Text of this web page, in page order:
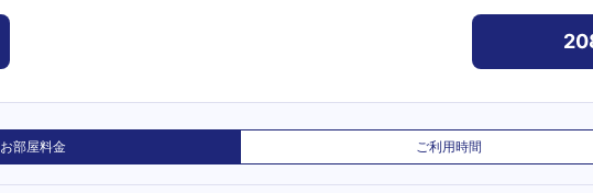
お部屋料金 ご利用時間